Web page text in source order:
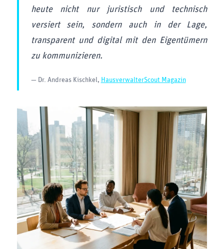
heute nicht nur juristisch und technisch
versiert sein, sondern auch in der Lage,
transparent und digital mit den Eigentümern
zu kommunizieren.
— Dr. Andreas Kischkel, HausverwalterScout Magazin